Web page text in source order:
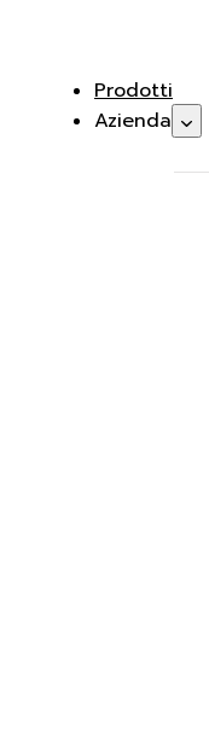
Prodotti
Azienda